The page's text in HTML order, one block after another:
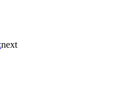
next